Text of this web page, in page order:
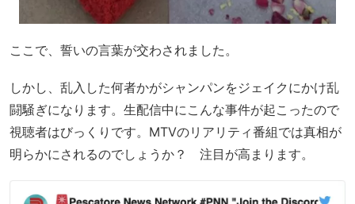
ここで、誓いの言葉が交わされました。
しかし、乱入した何者かがシャンパンをジェイクにかけ乱
闘騒ぎになります。生配信中にこんな事件が起こったので
視聴者はびっくりです。MTVのリアリティ番組では真相が
明らかにされるのでしょうか？ 注目が高まります。